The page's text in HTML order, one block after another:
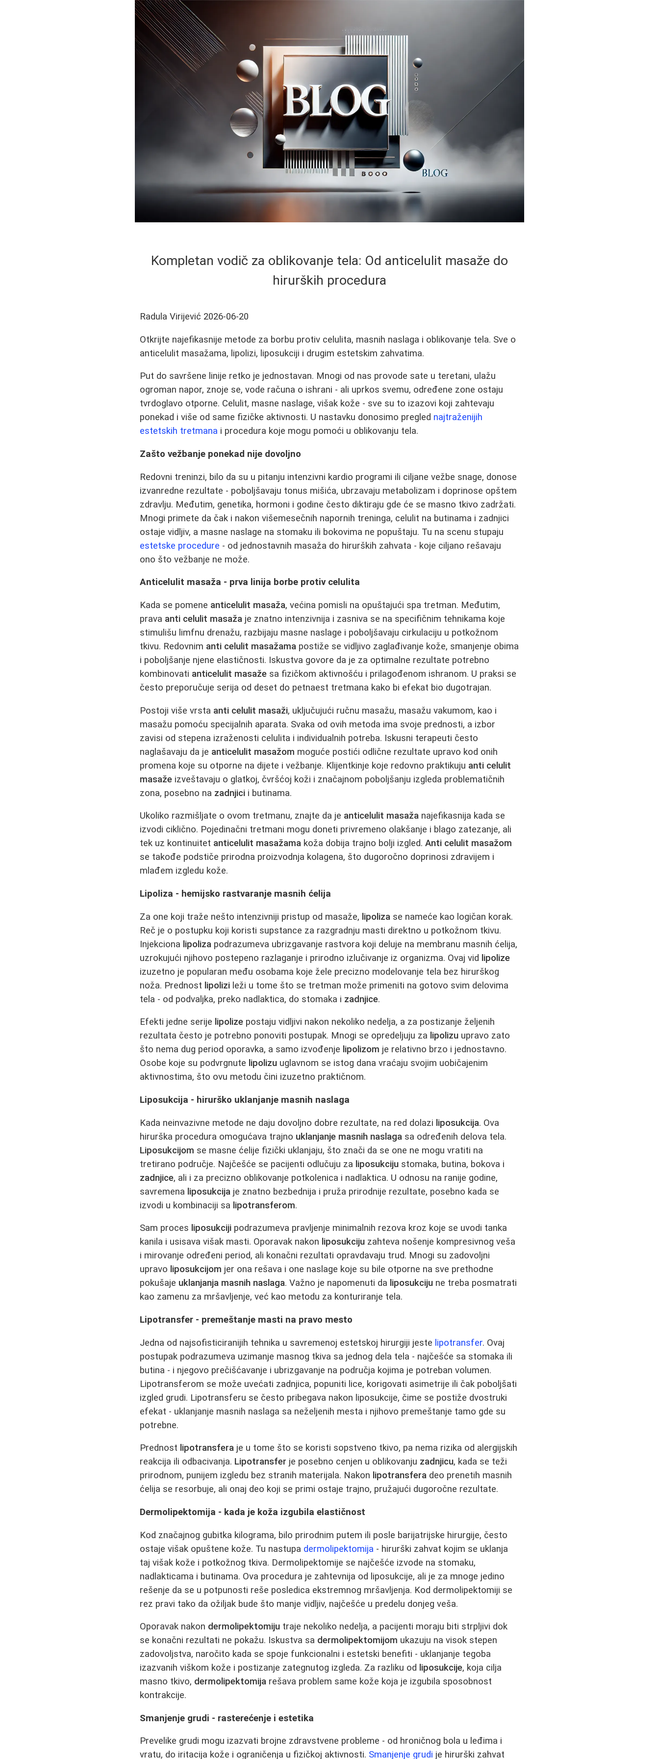
Kompletan vodič za oblikovanje tela: Od anticelulit masaže do
hirurških procedura
Radula Virijević 2026-06-20
Otkrijte najefikasnije metode za borbu protiv celulita, masnih naslaga i oblikovanje tela. Sve o
anticelulit masažama, lipolizi, liposukciji i drugim estetskim zahvatima.
Put do savršene linije retko je jednostavan. Mnogi od nas provode sate u teretani, ulažu
ogroman napor, znoje se, vode računa o ishrani - ali uprkos svemu, određene zone ostaju
tvrdoglavo otporne. Celulit, masne naslage, višak kože - sve su to izazovi koji zahtevaju
ponekad i više od same fizičke aktivnosti. U nastavku donosimo pregled najtraženijih
estetskih tretmana i procedura koje mogu pomoći u oblikovanju tela.
Zašto vežbanje ponekad nije dovoljno
Redovni treninzi, bilo da su u pitanju intenzivni kardio programi ili ciljane vežbe snage, donose
izvanredne rezultate - poboljšavaju tonus mišića, ubrzavaju metabolizam i doprinose opštem
zdravlju. Međutim, genetika, hormoni i godine često diktiraju gde će se masno tkivo zadržati.
Mnogi primete da čak i nakon višemesečnih napornih treninga, celulit na butinama i zadnjici
ostaje vidljiv, a masne naslage na stomaku ili bokovima ne popuštaju. Tu na scenu stupaju
estetske procedure - od jednostavnih masaža do hirurških zahvata - koje ciljano rešavaju
ono što vežbanje ne može.
Anticelulit masaža - prva linija borbe protiv celulita
Kada se pomene anticelulit masaža, većina pomisli na opuštajući spa tretman. Međutim,
prava anti celulit masaža je znatno intenzivnija i zasniva se na specifičnim tehnikama koje
stimulišu limfnu drenažu, razbijaju masne naslage i poboljšavaju cirkulaciju u potkožnom
tkivu. Redovnim anti celulit masažama postiže se vidljivo zaglađivanje kože, smanjenje obima
i poboljšanje njene elastičnosti. Iskustva govore da je za optimalne rezultate potrebno
kombinovati anticelulit masaže sa fizičkom aktivnošću i prilagođenom ishranom. U praksi se
često preporučuje serija od deset do petnaest tretmana kako bi efekat bio dugotrajan.
Postoji više vrsta anti celulit masaži, uključujući ručnu masažu, masažu vakumom, kao i
masažu pomoću specijalnih aparata. Svaka od ovih metoda ima svoje prednosti, a izbor
zavisi od stepena izraženosti celulita i individualnih potreba. Iskusni terapeuti često
naglašavaju da je anticelulit masažom moguće postići odlične rezultate upravo kod onih
promena koje su otporne na dijete i vežbanje. Klijentkinje koje redovno praktikuju anti celulit
masaže izveštavaju o glatkoj, čvršćoj koži i značajnom poboljšanju izgleda problematičnih
zona, posebno na zadnjici i butinama.
Ukoliko razmišljate o ovom tretmanu, znajte da je anticelulit masaža najefikasnija kada se
izvodi ciklično. Pojedinačni tretmani mogu doneti privremeno olakšanje i blago zatezanje, ali
tek uz kontinuitet anticelulit masažama koža dobija trajno bolji izgled.Anti celulit masažom
se takođe podstiče prirodna proizvodnja kolagena, što dugoročno doprinosi zdravijem i
mlađem izgledu kože.
Lipoliza - hemijsko rastvaranje masnih ćelija
Za one koji traže nešto intenzivniji pristup od masaže, lipoliza se nameće kao logičan korak.
Reč je o postupku koji koristi supstance za razgradnju masti direktno u potkožnom tkivu.
Injekciona lipoliza podrazumeva ubrizgavanje rastvora koji deluje na membranu masnih ćelija,
uzrokujući njihovo postepeno razlaganje i prirodno izlučivanje iz organizma. Ovaj vid lipolize
izuzetno je popularan među osobama koje žele precizno modelovanje tela bez hirurškog
noža. Prednost lipolizi leži u tome što se tretman može primeniti na gotovo svim delovima
tela - od podvaljka, preko nadlaktica, do stomaka i zadnjice.
Efekti jedne serije lipolize postaju vidljivi nakon nekoliko nedelja, a za postizanje željenih
rezultata često je potrebno ponoviti postupak. Mnogi se opredeljuju za lipolizu upravo zato
što nema dug period oporavka, a samo izvođenje lipolizom je relativno brzo i jednostavno.
Osobe koje su podvrgnute lipolizu uglavnom se istog dana vraćaju svojim uobičajenim
aktivnostima, što ovu metodu čini izuzetno praktičnom.
Liposukcija - hirurško uklanjanje masnih naslaga
Kada neinvazivne metode ne daju dovoljno dobre rezultate, na red dolazi liposukcija. Ova
hirurška procedura omogućava trajno uklanjanje masnih naslaga sa određenih delova tela.
Liposukcijom se masne ćelije fizički uklanjaju, što znači da se one ne mogu vratiti na
tretirano područje. Najčešće se pacijenti odlučuju za liposukciju stomaka, butina, bokova i
zadnjice, ali i za precizno oblikovanje potkolenica i nadlaktica. U odnosu na ranije godine,
savremena liposukcija je znatno bezbednija i pruža prirodnije rezultate, posebno kada se
izvodi u kombinaciji sa lipotransferom.
Sam proces liposukciji podrazumeva pravljenje minimalnih rezova kroz koje se uvodi tanka
kanila i usisava višak masti. Oporavak nakon liposukciju zahteva nošenje kompresivnog veša
i mirovanje određeni period, ali konačni rezultati opravdavaju trud. Mnogi su zadovoljni
upravo liposukcijom jer ona rešava i one naslage koje su bile otporne na sve prethodne
pokušaje uklanjanja masnih naslaga. Važno je napomenuti da liposukciju ne treba posmatrati
kao zamenu za mršavljenje, već kao metodu za konturiranje tela.
Lipotransfer - premeštanje masti na pravo mesto
Jedna od najsofisticiranijih tehnika u savremenoj estetskoj hirurgiji jeste lipotransfer. Ovaj
postupak podrazumeva uzimanje masnog tkiva sa jednog dela tela - najčešće sa stomaka ili
butina - i njegovo prečišćavanje i ubrizgavanje na područja kojima je potreban volumen.
Lipotransferom se može uvećati zadnjica, popuniti lice, korigovati asimetrije ili čak poboljšati
izgled grudi. Lipotransferu se često pribegava nakon liposukcije, čime se postiže dvostruki
efekat - uklanjanje masnih naslaga sa neželjenih mesta i njihovo premeštanje tamo gde su
potrebne.
Prednost lipotransfera je u tome što se koristi sopstveno tkivo, pa nema rizika od alergijskih
reakcija ili odbacivanja. Lipotransfer je posebno cenjen u oblikovanju zadnjicu, kada se teži
prirodnom, punijem izgledu bez stranih materijala. Nakon lipotransfera deo prenetih masnih
ćelija se resorbuje, ali onaj deo koji se primi ostaje trajno, pružajući dugoročne rezultate.
Dermolipektomija - kada je koža izgubila elastičnost
Kod značajnog gubitka kilograma, bilo prirodnim putem ili posle barijatrijske hirurgije, često
ostaje višak opuštene kože. Tu nastupa dermolipektomija - hirurški zahvat kojim se uklanja
taj višak kože i potkožnog tkiva. Dermolipektomije se najčešće izvode na stomaku,
nadlakticama i butinama. Ova procedura je zahtevnija od liposukcije, ali je za mnoge jedino
rešenje da se u potpunosti reše posledica ekstremnog mršavljenja. Kod dermolipektomiji se
rez pravi tako da ožiljak bude što manje vidljiv, najčešće u predelu donjeg veša.
Oporavak nakon dermolipektomiju traje nekoliko nedelja, a pacijenti moraju biti strpljivi dok
se konačni rezultati ne pokažu. Iskustva sa dermolipektomijom ukazuju na visok stepen
zadovoljstva, naročito kada se spoje funkcionalni i estetski benefiti - uklanjanje tegoba
izazvanih viškom kože i postizanje zategnutog izgleda. Za razliku od liposukcije, koja cilja
masno tkivo, dermolipektomija rešava problem same kože koja je izgubila sposobnost
kontrakcije.
Smanjenje grudi - rasterećenje i estetika
Prevelike grudi mogu izazvati brojne zdravstvene probleme - od hroničnog bola u leđima i
vratu, do iritacija kože i ograničenja u fizičkoj aktivnosti. Smanjenje grudi je hirurški zahvat